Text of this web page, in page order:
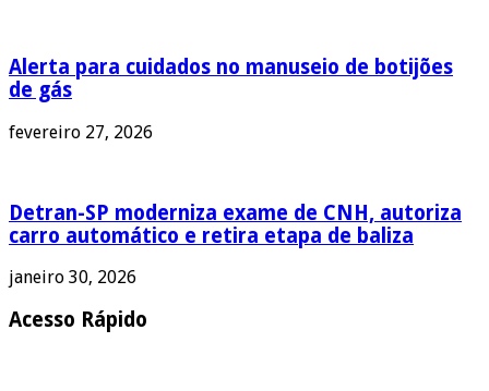
Alerta para cuidados no manuseio de botijões
de gás
fevereiro 27, 2026
Detran-SP moderniza exame de CNH, autoriza
carro automático e retira etapa de baliza
janeiro 30, 2026
Acesso Rápido